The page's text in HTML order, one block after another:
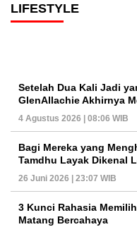
LIFESTYLE
Setelah Dua Kali Jadi
GlenAllachie Akhirnya
4 Agustus 2026 | 08:06 WIB
Bagi Mereka yang
Tamdhu Layak Dikenal
26 Juni 2026 | 23:07 WIB
3 Kunci Rahasia
Matang Bercahaya